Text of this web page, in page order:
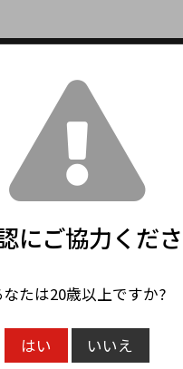
：15000円(税抜)以上で送
道・九州は別途600円、沖
頂戴しております。）
の注文で最短即日発送！
ーお取り寄せ商品は、5〜7
す。
・大型連休期間中は通常
トカード対応
にご協力くださ
なたは20歳以上ですか?
はい いいえ